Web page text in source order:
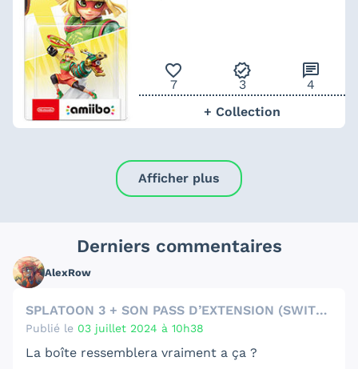
favorite_outline
7
verified
3
chat
4
+ Collection
Afficher plus
Derniers commentaires
AlexRow
SPLATOON 3 + SON PASS D’EXTENSION (SWITCH)
Publié le 03 juillet 2024 à 10h38
La boîte ressemblera vraiment a ça ?